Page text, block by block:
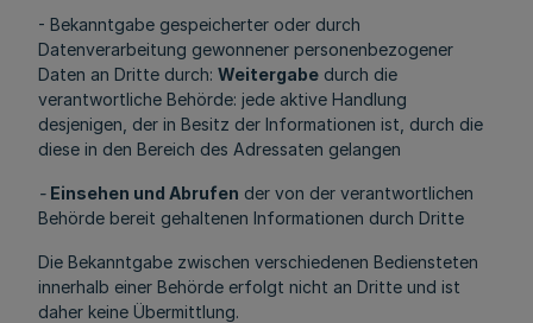
- Bekanntgabe gespeicherter oder durch
Datenverarbeitung gewonnener personenbezogener
Daten an Dritte durch: Weitergabe durch die
verantwortliche Behörde: jede aktive Handlung
desjenigen, der in Besitz der Informationen ist, durch die
diese in den Bereich des Adressaten gelangen
- Einsehen und Abrufen der von der verantwortlichen
Behörde bereit gehaltenen Informationen durch Dritte
Die Bekanntgabe zwischen verschiedenen Bediensteten
innerhalb einer Behörde erfolgt nicht an Dritte und ist
daher keine Übermittlung.